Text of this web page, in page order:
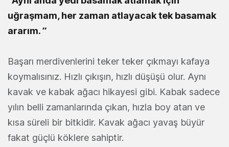
uğraşmam, her zaman atlayacak tek basamak
ararım. “
Başarı merdivenlerini teker teker çıkmayı kafaya
koymalısınız. Hızlı çıkışın, hızlı düşüşü olur. Aynı
kavak ve kabak ağacı hikayesi gibi. Kabak sadece
yılın belli zamanlarında çıkan, hızla boy atan ve
kısa süreli bir bitkidir. Kavak ağacı yavaş büyür
fakat güçlü köklere sahiptir.